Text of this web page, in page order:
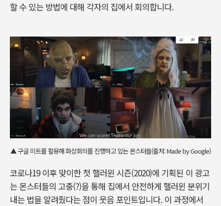
할 수 있는 방법에 대해 각자의 집에서 회의합니다.
▲ 구글 미트를 활용해 화상회의를 진행하고 있는 몬스터들(출처: Made by Google)
코로나19 이후 맞이한 첫 핼러윈 시즌(2020)에 기획된 이 광고
는 몬스터들의 고충(?)을 통해 집에서 안전하게 핼러윈 분위기
내는 법을 알려줬다는 점이 웃음 포인트입니다. 이 과정에서